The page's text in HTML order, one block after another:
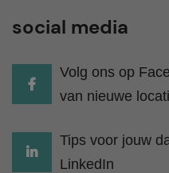
social media
Volg ons op
van nieuwe
Tips voor jouw
LinkedIn